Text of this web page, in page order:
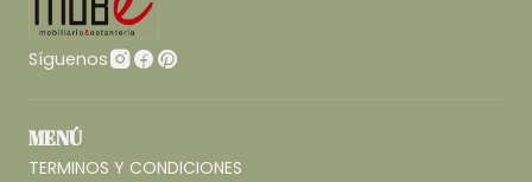
Síguenos
MENÚ
TERMINOS Y CONDICIONES